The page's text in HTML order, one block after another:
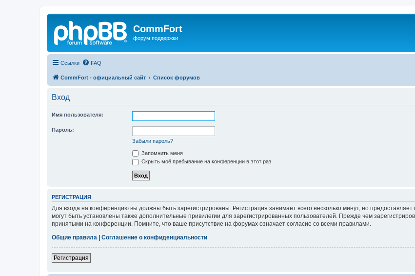
CommFort
форум поддержки
Ссылки FAQ
CommFort - официальный сайт Список форумов
Вход
Имя пользователя:
Пароль:
Забыли пароль?
Запомнить меня
Скрыть моё пребывание на конференции в этот раз
РЕГИСТРАЦИЯ
Для входа на конференцию вы должны быть зарегистрированы. Регистрация занимает всего несколько минут, но
могут быть установлены также дополнительные привилегии для зарегистрированных пользователей. Прежде чем
принятыми на конференции. Помните, что ваше присутствие на форумах означает согласие со всеми правилами.
Общие правила
Соглашение о конфиденциальности
Регистрация